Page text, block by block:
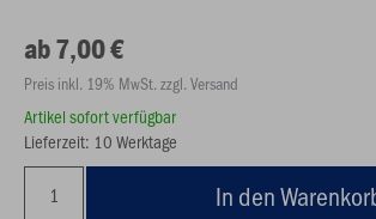
ab 7,00 €
Preis inkl. 19% MwSt. zzgl. Versand
Artikel sofort verfügbar
Lieferzeit: 10 Werktage
In den